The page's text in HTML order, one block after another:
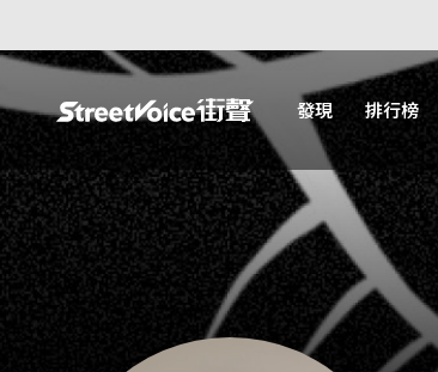
發現 排行榜